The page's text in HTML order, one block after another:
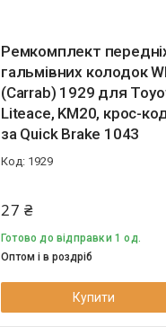
Ремкомплект
гальмівних колодок
(Carrab) 1929 для
Liteace, KM20, крос-
за Quick Brake 1043
1929
27 ₴
Готово до відправки 1 од.
Оптом і в роздріб
Купити